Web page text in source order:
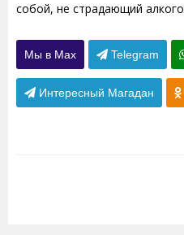
собой, не страдающий
Мы в Max Telegram
Интересный Магадан